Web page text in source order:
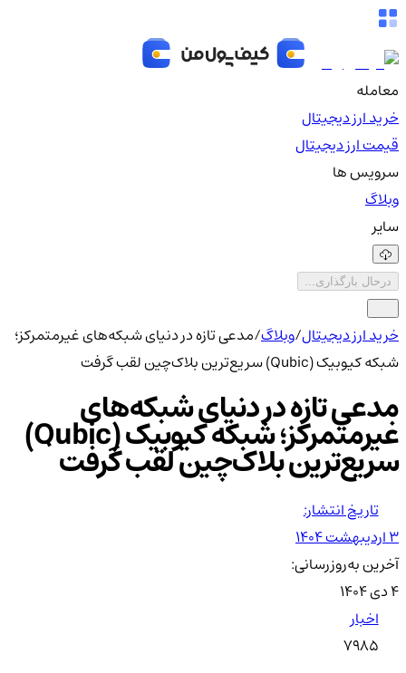
معامله
خرید ارز دیجیتال
قیمت ارز دیجیتال
سرویس ها
وبلاگ
سایر
درحال بارگذاری...
خرید ارز دیجیتال/وبلاگ/مدعی تازه در دنیای شبکه‌های غیرمتمرکز؛
شبکه کیوبیک (Qubic) سریع‌ترین بلاک‌چین لقب گرفت
مدعی تازه در دنیای شبکه‌های
غیرمتمرکز؛ شبکه کیوبیک (Qubic)
سریع‌ترین بلاک‌چین لقب گرفت
تاریخ انتشار:
۳ اردیبهشت ۱۴۰۴
آخرین به‌روزرسانی:
۴ دی ۱۴۰۴
اخبار
7985